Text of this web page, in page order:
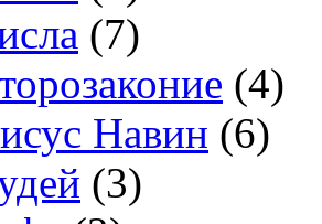
(7)
(4)
Навин (6)
(3)